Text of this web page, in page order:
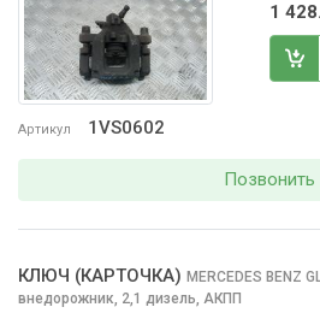
Артикул 1VS0602
1
Позвонить
КЛЮЧ (КАРТОЧКА) MERCEDES BENZ
внедорожник, 2,1 дизель, АКПП